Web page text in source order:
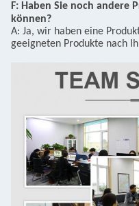
F: Haben Sie noch andere
können?
A: Ja, wir haben eine
geeigneten Produkte nach